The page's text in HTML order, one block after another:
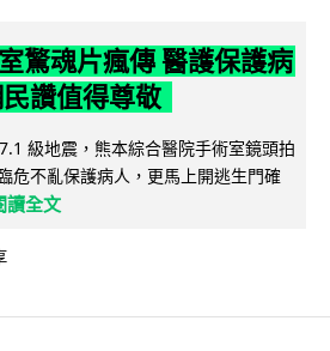
驚魂片瘋傳 醫護保護病
讚值得尊敬
級地震，熊本綜合醫院手術室鏡頭拍
危不亂保護病人，更馬上開逃生門確
讀全文